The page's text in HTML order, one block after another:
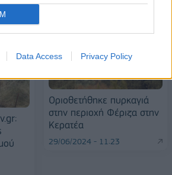
Data Access Privacy Policy
Οριοθετήθηκε πυρκαγιά
στην περιοχή Φέριζα στην
Κερατέα
29/06/2024 - 11:23